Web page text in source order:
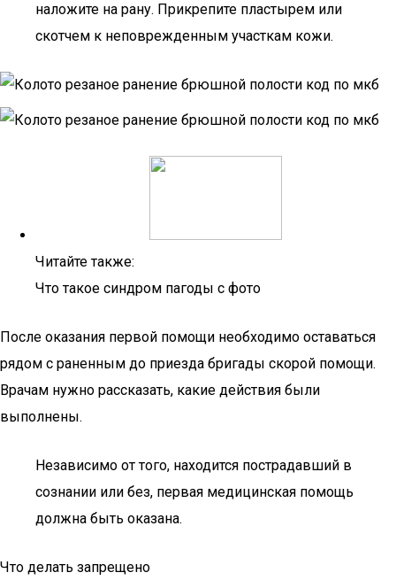
наложите на рану. Прикрепите пластырем или
скотчем к неповрежденным участкам кожи.
Читайте также:
Что такое синдром пагоды с фото
После оказания первой помощи необходимо оставаться
рядом с раненным до приезда бригады скорой помощи.
Врачам нужно рассказать, какие действия были
выполнены.
Независимо от того, находится пострадавший в
сознании или без, первая медицинская помощь
должна быть оказана.
Что делать запрещено